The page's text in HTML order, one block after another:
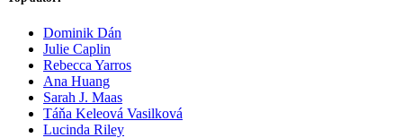
Dominik Dán
Julie Caplin
Rebecca Yarros
Ana Huang
Sarah J. Maas
Táňa Keleová Vasilková
Lucinda Riley